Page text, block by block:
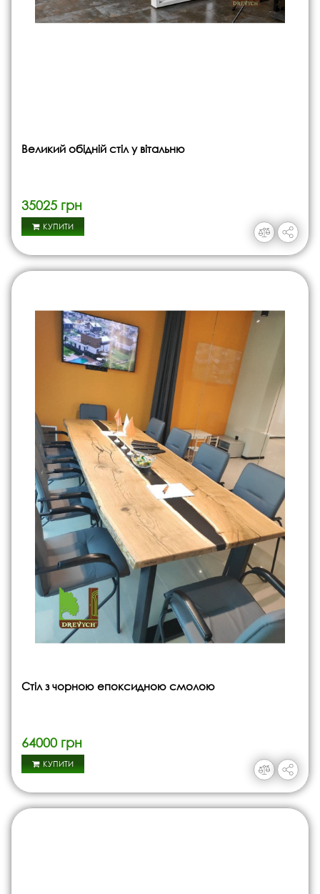
Великий обідній стіл у вітальню
35025 грн
КУПИТИ
Стіл з чорною епоксидною смолою
64000 грн
КУПИТИ